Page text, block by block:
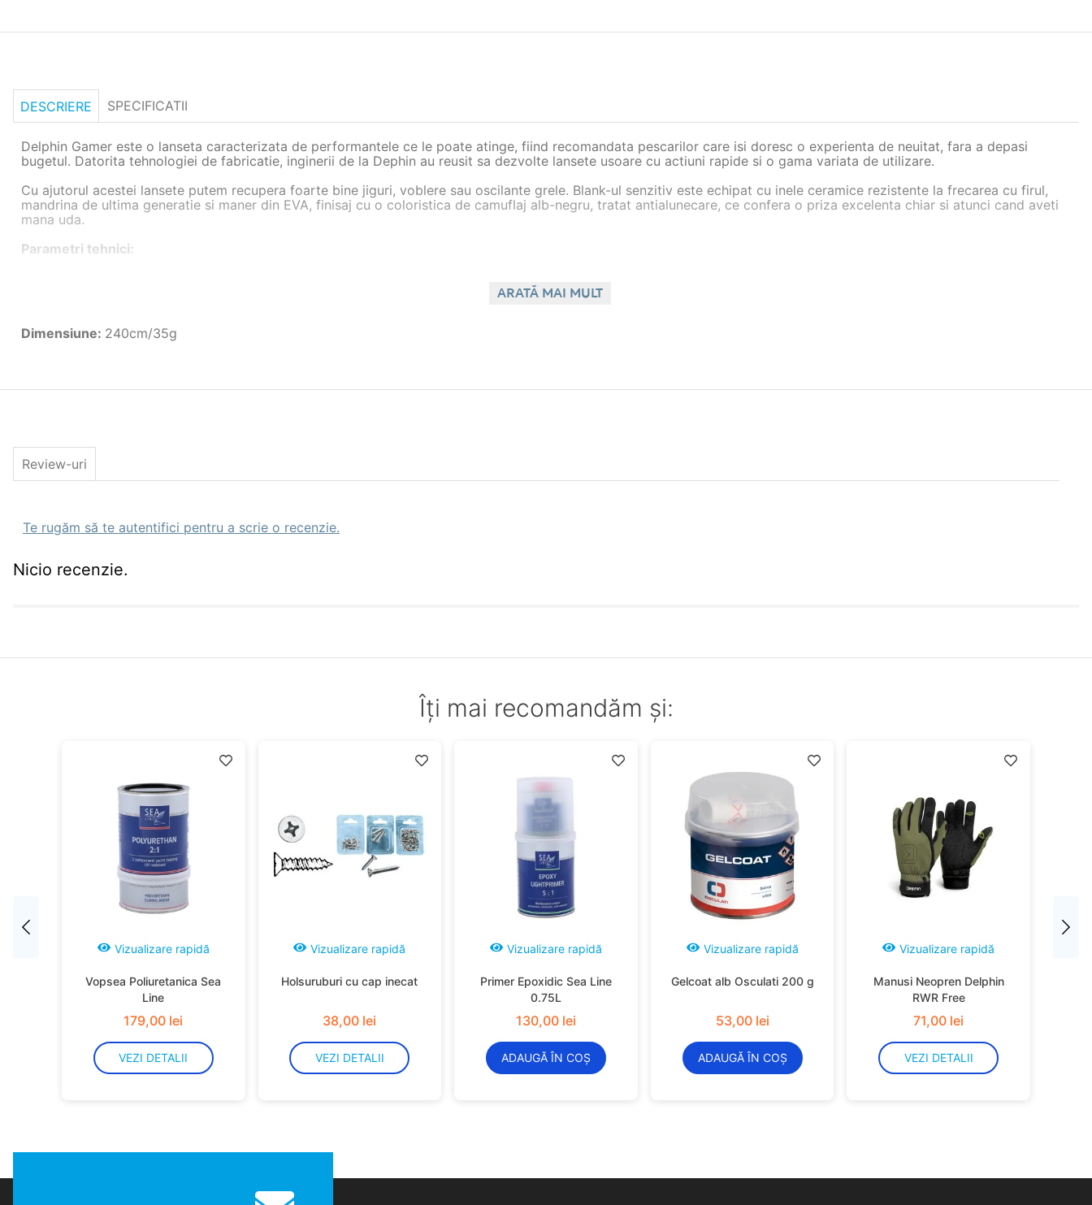
DESCRIERE SPECIFICATII
Delphin Gamer este o lanseta caracterizata de performantele ce le poate atinge, fiind recomandata pescarilor care isi doresc o experienta de neuitat, fara a depasi
bugetul. Datorita tehnologiei de fabricatie, inginerii de la Dephin au reusit sa dezvolte lansete usoare cu actiuni rapide si o gama variata de utilizare.
Cu ajutorul acestei lansete putem recupera foarte bine jiguri, voblere sau oscilante grele. Blank-ul senzitiv este echipat cu inele ceramice rezistente la frecarea cu firul,
mandrina de ultima generatie si maner din EVA, finisaj cu o coloristica de camuflaj alb-negru, tratat antialunecare, ce confera o priza excelenta chiar si atunci cand aveti
mana uda.
Parametri tehnici:
Actiune: nespecificat;
Greutate: 150g;
ARATĂ MAI MULT
Dimensiune: 240cm/35g
Review-uri
Te rugăm să te autentifici pentru a scrie o recenzie.
Nicio recenzie.
Îți mai recomandăm și:
Vizualizare rapidă
Vopsea Poliuretanica Sea
Line
179,00 lei
VEZI DETALII
Vizualizare rapidă
Holsuruburi cu cap inecat
38,00 lei
VEZI DETALII
Vizualizare rapidă
Primer Epoxidic Sea Line
0.75L
130,00 lei
ADAUGĂ ÎN COȘ
Vizualizare rapidă
Gelcoat alb Osculati 200 g
53,00 lei
ADAUGĂ ÎN COȘ
Vizualizare rapidă
Manusi Neopren Delphin
RWR Free
71,00 lei
VEZI DETALII